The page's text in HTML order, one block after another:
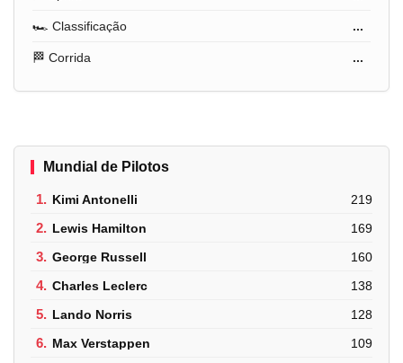
🏎️ Classificação ...
🏁 Corrida ...
Mundial de Pilotos
1. Kimi Antonelli 219
2. Lewis Hamilton 169
3. George Russell 160
4. Charles Leclerc 138
5. Lando Norris 128
6. Max Verstappen 109